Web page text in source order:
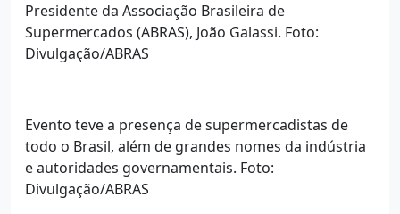
Presidente da Associação Brasileira de
Supermercados (ABRAS), João Galassi. Foto:
Divulgação/ABRAS
Evento teve a presença de supermercadistas de
todo o Brasil, além de grandes nomes da indústria
e autoridades governamentais. Foto:
Divulgação/ABRAS